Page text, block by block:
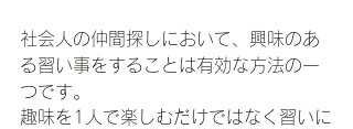
社会人の仲間探しにおいて、興味のあ
る習い事をすることは有効な方法の一
つです。
趣味を1人で楽しむだけではなく習いに